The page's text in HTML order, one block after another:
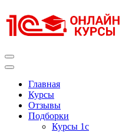
к
содержимому
Главная
Курсы
Отзывы
Подборки
Курсы 1с